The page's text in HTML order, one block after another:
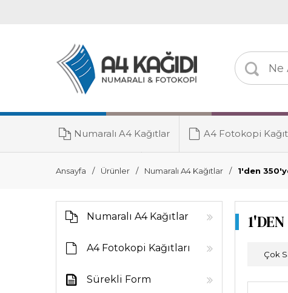
Numaralı A4 Kağıtlar A4 Fotokopi
Toner Grubu
Ansayfa Ürünler Numaralı A4 Kağıtlar 1'den
Numaralı A4 Kağıtlar
A4 Fotokopi Kağıtları
Sürekli Form
Çok